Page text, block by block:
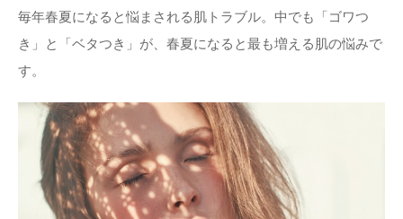
毎年春夏になると悩まされる肌トラブル。中でも「ゴワつ
き」と「ベタつき」が、春夏になると最も増える肌の悩みで
す。